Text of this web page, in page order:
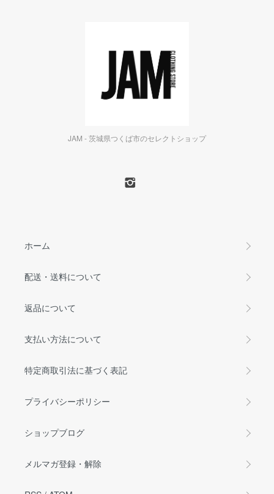
JAM - 茨城県つくば市のセレクトショップ
ホーム
配送・送料について
返品について
支払い方法について
特定商取引法に基づく表記
プライバシーポリシー
ショップブログ
メルマガ登録・解除